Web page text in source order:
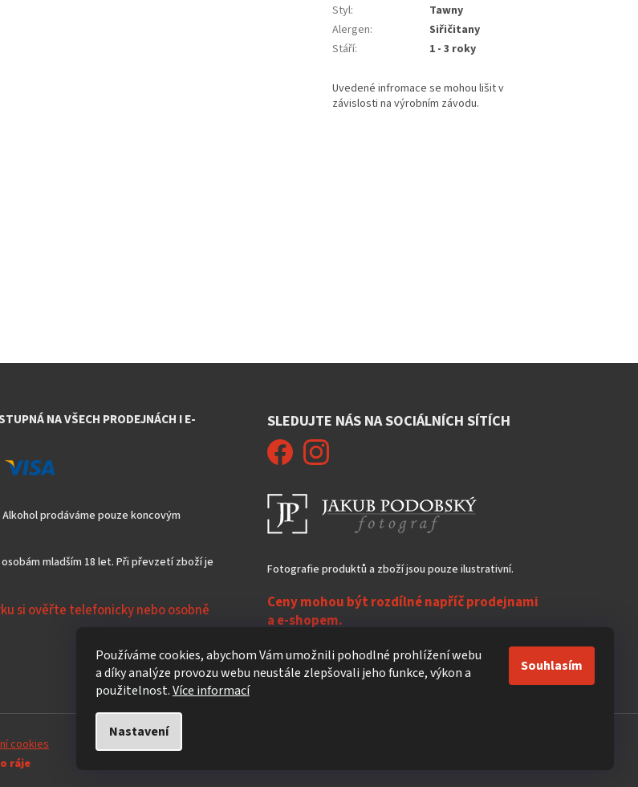
Používáme cookies, abychom Vám umožnili pohodlné prohlížení webu
a díky analýze provozu webu neustále zlepšovali jeho funkce, výkon a
použitelnost.Více informací
Nastavení
Souhlasím
Styl:
Tawny
Alergen:
Siřičitany
Stáří: 1 - 3 roky
NA VŠECH PRODEJNÁCH I E-
prodáváme pouze koncovým
mladším 18 let. Při převzetí zboží je
si ověřte telefonicky nebo osobně
SLEDUJTE NÁS NA SOCIÁLNÍCH SÍTÍCH
Fotografie produktů a zboží jsou pouze ilustrativní.
Ceny mohou být rozdílné napříč prodejnami
a e-shopem.
Nezasíláme do zahraničí!
cookies
ráje